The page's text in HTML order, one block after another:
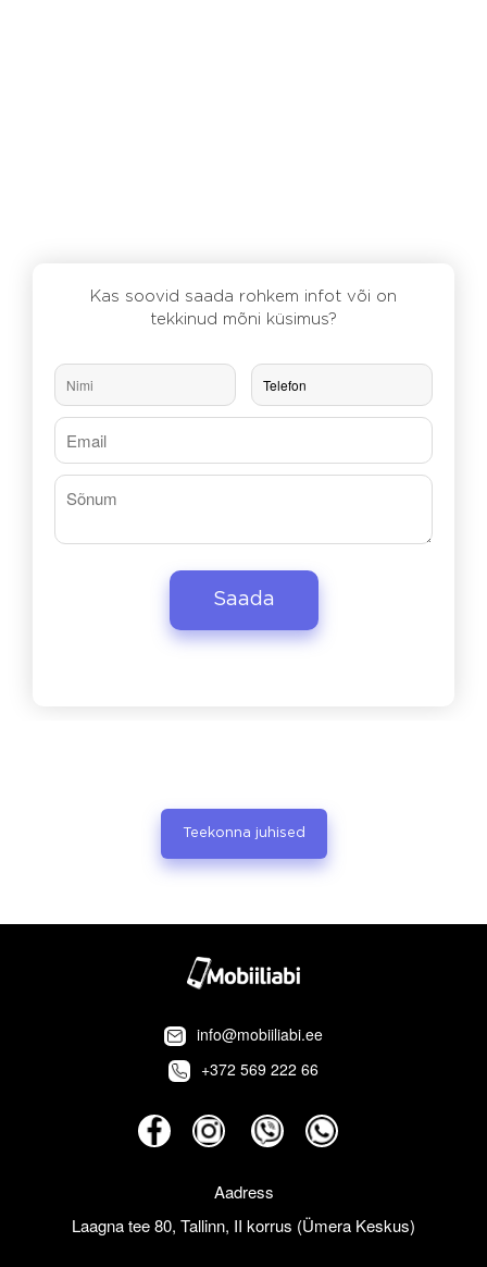
Kas soovid saada rohkem infot või on
tekkinud mõni küsimus?
Teekonna juhised
info@mobiiliabi.ee
+372 569 222 66
Aadress
Laagna tee 80, Tallinn, II korrus (Ümera Keskus)